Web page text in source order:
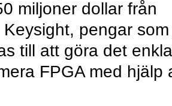
miljoner dollar från
pengar som
till att göra det
FPGA med hjälp